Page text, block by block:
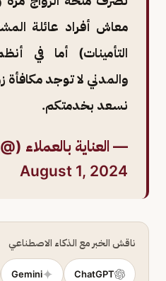
معاش أفراد عائلة
التأمينات) أما في
والمدني لا توجد مكافأة
نسعد بخدمتكم.
— العناية بالعملاء (@GosiCare)
August 1, 2024
ناقش الخبر مع الذكاء الاصطناعي
ChatGPT
Gemini